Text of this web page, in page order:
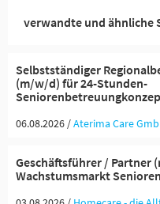
verwandte und ähnliche
Selbstständiger
(m/w/d) für 24-Stunden-
06.08.2026 /Aterima Care
Geschäftsführer / Partner
Wachstumsmarkt